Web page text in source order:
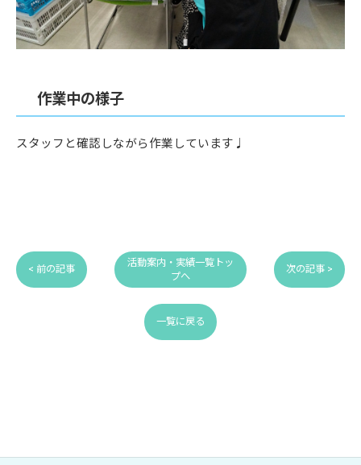
作業中の様子
スタッフと確認しながら作業しています♩
< 前の記事
活動案内・実績一覧トッ
プへ
次の記事 >
一覧に戻る